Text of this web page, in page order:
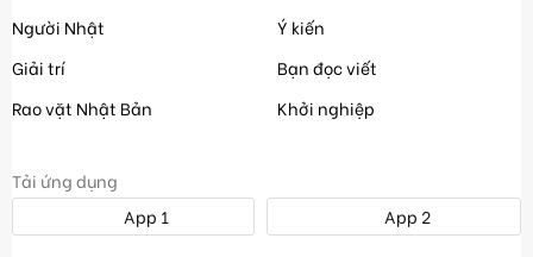
Người Nhật
Giải trí
Rao vặt Nhật Bản
Ý kiến
Bạn đọc viết
Khởi nghiệp
Tải ứng dụng
App 1
App 2